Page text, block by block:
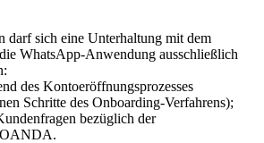
darf sich eine Unterhaltung mit dem
WhatsApp-Anwendung ausschließlich
des Kontoeröffnungsprozesses
Schritte des Onboarding-Verfahrens);
bezüglich der
OANDA.